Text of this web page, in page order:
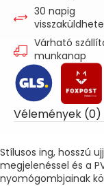
30 napig
Várható
munkanap
Vélemények (0)
Stílusos ing, hosszú
megjelenéssel és a
nyomógombjainak